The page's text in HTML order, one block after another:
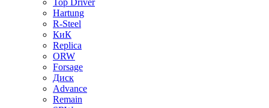
Top Driver
Hartung
R-Steel
КиК
Replica
ORW
Forsage
Диск
Advance
Remain